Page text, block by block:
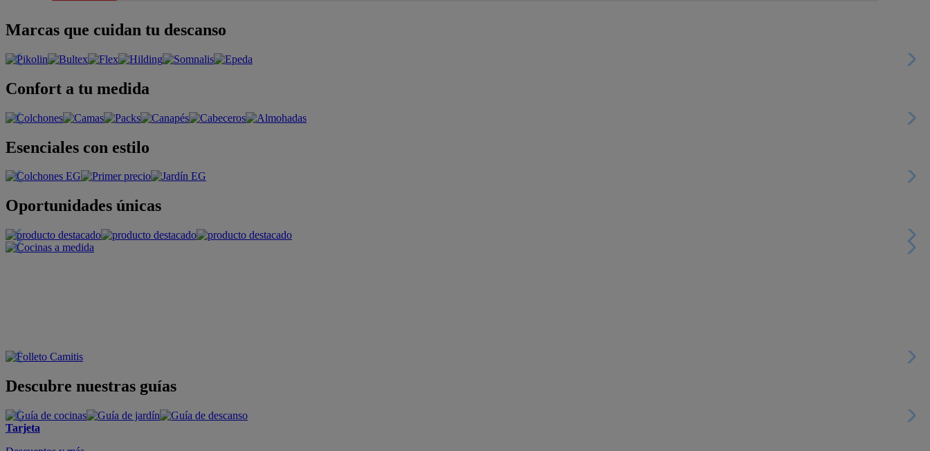
Marcas que cuidan tu descanso
Confort a tu medida
Esenciales con estilo
Oportunidades únicas
Descubre nuestras guías
Tarjeta